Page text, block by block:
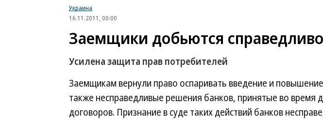
Украина
16.11.2011, 00:00
Заемщики добьются
Усилена защита прав потребителей
Заемщикам вернули право оспаривать введение и
также несправедливые решения банков, принятые во время
договоров. Признание в суде таких действий банков